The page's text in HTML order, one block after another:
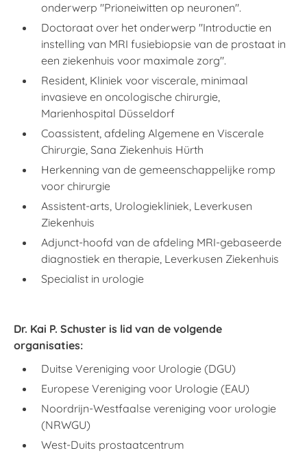
onderwerp "Prioneiwitten op neuronen".
Doctoraat over het onderwerp "Introductie en
instelling van MRI fusiebiopsie van de prostaat in
een ziekenhuis voor maximale zorg".
Resident, Kliniek voor viscerale, minimaal
invasieve en oncologische chirurgie,
Marienhospital Düsseldorf
Coassistent, afdeling Algemene en Viscerale
Chirurgie, Sana Ziekenhuis Hürth
Herkenning van de gemeenschappelijke romp
voor chirurgie
Assistent-arts, Urologiekliniek, Leverkusen
Ziekenhuis
Adjunct-hoofd van de afdeling MRI-gebaseerde
diagnostiek en therapie, Leverkusen Ziekenhuis
Specialist in urologie
Dr. Kai P. Schuster is lid van de volgende
organisaties:
Duitse Vereniging voor Urologie (DGU)
Europese Vereniging voor Urologie (EAU)
Noordrijn-Westfaalse vereniging voor urologie
(NRWGU)
West-Duits prostaatcentrum